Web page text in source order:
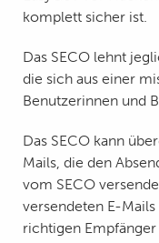
komplett sicher ist.
Das SECO lehnt
die sich aus einer
Benutzerinnen und
Das SECO kann
Mails, die den
vom SECO
versendeten E-
richtigen Empfänger